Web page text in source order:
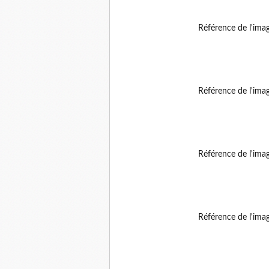
Référence de
Référence de
Référence de
Référence de